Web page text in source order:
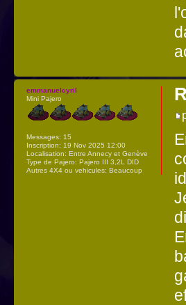
emmanuelcyril
Mini Pajero
Messages: 15
Inscription: 19 Nov 2025 12:00
Localisation: Entre Annecy et Genève
Type de Pajero: Pajero III 3,2L DID
Autres 4X4 ou vehicules: Beaucoup